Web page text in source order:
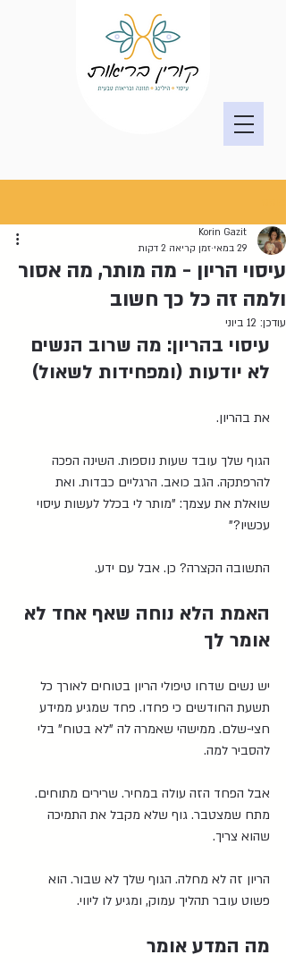
עיסוי הריון - מה מותר, מה אסור
ולמה זה כל כך חשוב
Korin Gazit
29 במאי
זמן קריאה 2 דקות
עודכן: 12 ביוני
עיסוי בהריון: מה שרוב הנשים
לא יודעות (ומפחידות לשאול)
את בהריון.
הגוף שלך עובד שעות נוספות. השינה הפכה
להרפתקה. הגב כואב. הרגליים כבדות. ואת
שואלת את עצמך: "מותר לי בכלל לעשות עיסוי
עכשיו?"
התשובה הקצרה? כן. אבל עם ידע.
האמת הלא נוחה שאף אחד לא
אומר לך
יש נשים שדחו טיפולי הריון בטוחים לאורך כל
תשעת החודשים כי פחדו. פחד שמגיע ממידע
חצי-שלם. ממישהי שאמרה לה "לא בטוח" בלי
להסביר למה.
אבל הפחד הזה עולה במחיר. שרירים מתוחים.
מתח שמצטבר. גוף שלא מקבל את התמיכה
שהוא צריך.
הריון זה לא מחלה. הגוף שלך לא שבור. הוא
פשוט עובר תהליך עמוק, ומגיע לו ליווי.
מה המדע אומר